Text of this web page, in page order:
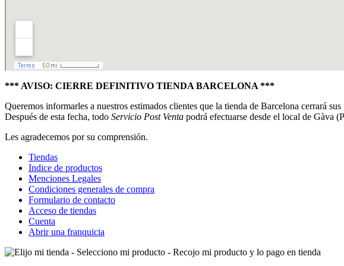
*** AVISO: CIERRE DEFINITIVO TIENDA BARCELONA ***
Queremos informarles a nuestros estimados clientes que la tienda de Barcelona cerrará
Después de esta fecha, todo Servicio Post Venta podrá efectuarse desde el local de
Les agradecemos por su comprensión.
Tiendas
Indice de productos
Menciones Legales
Condiciones generales de compra
Formulario de contacto
Acceso de tiendas
Cuenta
Abrir una franquicia